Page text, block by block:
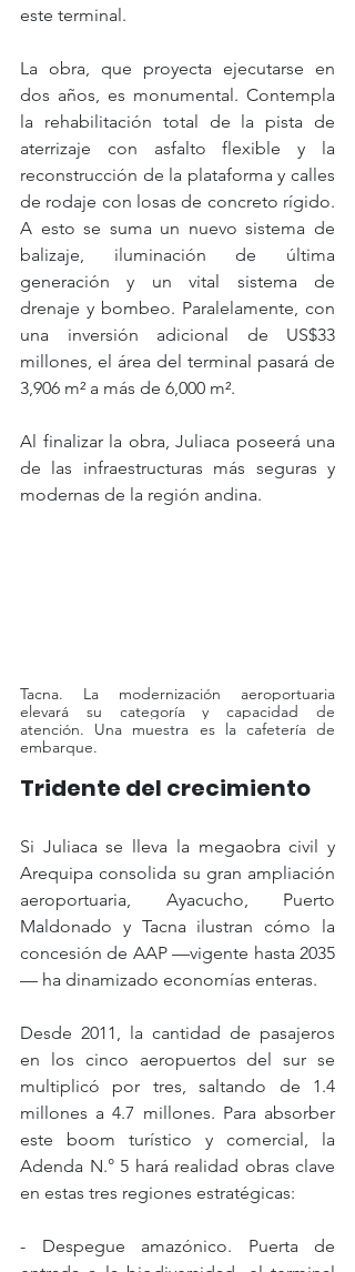
este terminal.
La obra, que proyecta ejecutarse en
dos años, es monumental. Contempla
la rehabilitación total de la pista de
aterrizaje con asfalto flexible y la
reconstrucción de la plataforma y calles
de rodaje con losas de concreto rígido.
A esto se suma un nuevo sistema de
balizaje, iluminación de última
generación y un vital sistema de
drenaje y bombeo. Paralelamente, con
una inversión adicional de US$33
millones, el área del terminal pasará de
3,906 m² a más de 6,000 m².
Al finalizar la obra, Juliaca poseerá una
de las infraestructuras más seguras y
modernas de la región andina.
Tacna. La modernización aeroportuaria
elevará su categoría y capacidad de
atención. Una muestra es la cafetería de
embarque.
Tridente del crecimiento
Si Juliaca se lleva la megaobra civil y
Arequipa consolida su gran ampliación
aeroportuaria, Ayacucho, Puerto
Maldonado y Tacna ilustran cómo la
concesión de AAP —vigente hasta 2035
— ha dinamizado economías enteras.
Desde 2011, la cantidad de pasajeros
en los cinco aeropuertos del sur se
multiplicó por tres, saltando de 1.4
millones a 4.7 millones. Para absorber
este boom turístico y comercial, la
Adenda N.° 5 hará realidad obras clave
en estas tres regiones estratégicas:
- Despegue amazónico. Puerta de